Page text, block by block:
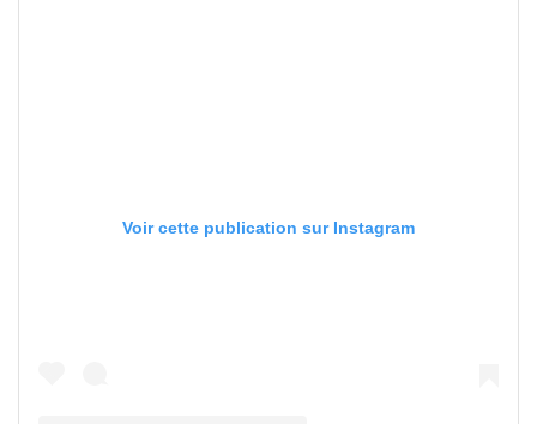
Voir cette publication sur Instagram